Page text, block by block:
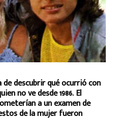
descubrir qué ocurrió con
no ve desde 1986. El
a un examen de
de la mujer fueron